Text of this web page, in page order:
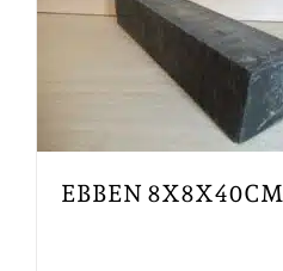
EBBEN 8X8X40CM